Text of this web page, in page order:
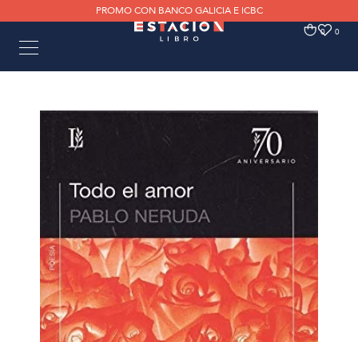
PROMO CON BANCO GALICIA E ICBC
0 0